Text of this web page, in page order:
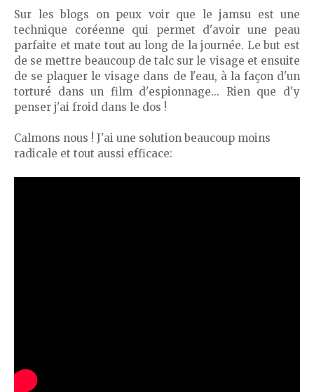
Sur les blogs on peux voir que le jamsu est une
technique coréenne qui permet d'avoir une peau
parfaite et mate tout au long de la journée. Le but est
de se mettre beaucoup de talc sur le visage et ensuite
de se plaquer le visage dans de l'eau, à la façon d'un
torturé dans un film d'espionnage... Rien que d'y
penser j'ai froid dans le dos !
Calmons nous ! J'ai une solution beaucoup moins
radicale et tout aussi efficace: